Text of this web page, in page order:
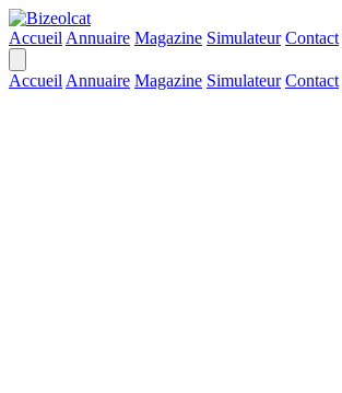
Accueil Annuaire Magazine Simulateur Contact
Accueil Annuaire Magazine Simulateur Contact